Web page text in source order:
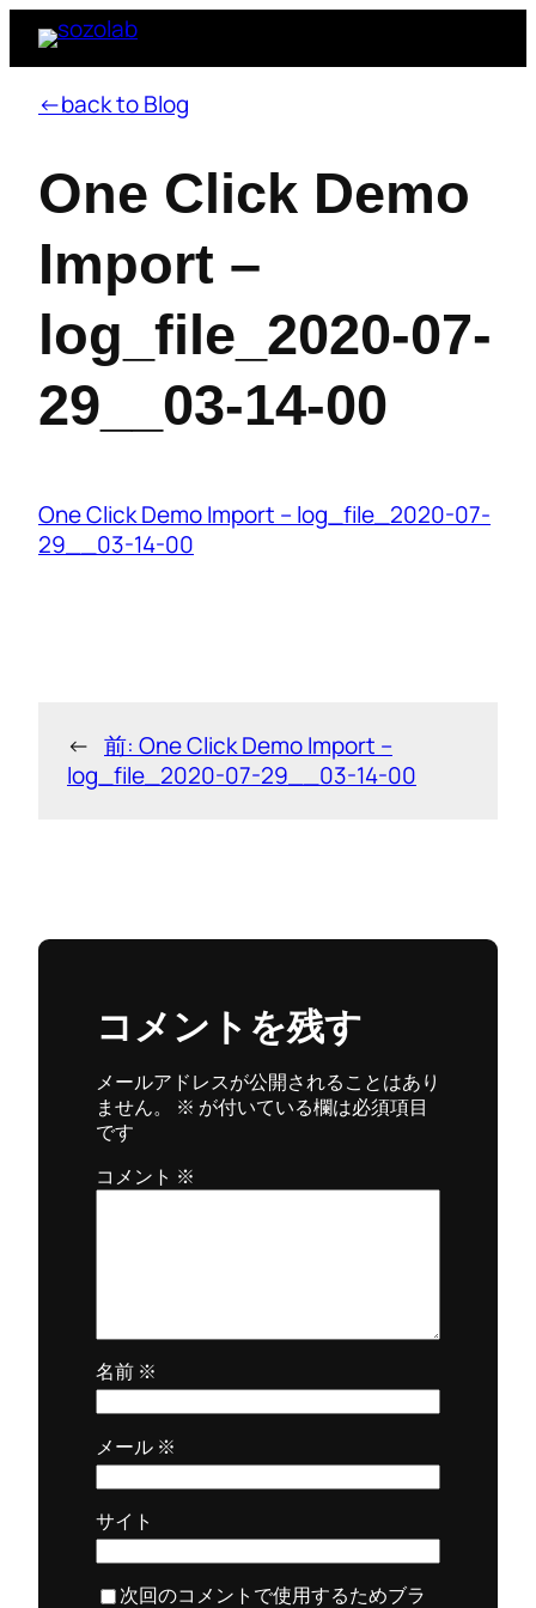
←back to Blog
One Click Demo
Import –
log_file_2020-07-
29__03-14-00
One Click Demo Import – log_file_2020-07-
29__03-14-00
← 前: One Click Demo Import –
log_file_2020-07-29__03-14-00
コメントを残す
メールアドレスが公開されることはあり
ません。
※ が付いている欄は必須項目
です
コメント ※
名前 ※
メール ※
サイト
次回のコメントで使用するためブラ